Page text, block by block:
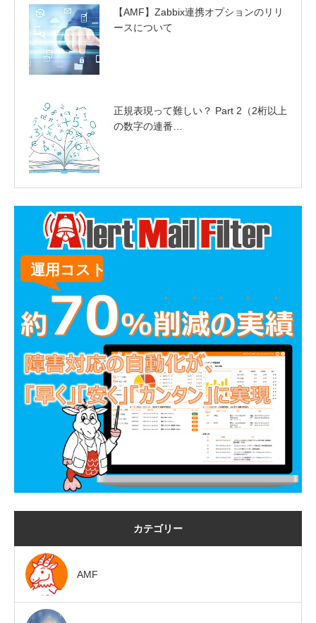
【AMF】Zabbix連携オプションのリリ
ースについて
正規表現って難しい？ Part 2（2桁以上
の数字の連番…
カテゴリー
AMF